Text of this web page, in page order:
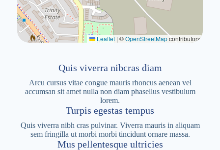
Leaflet | ©OpenStreetMapcontributors
Quis viverra nibcras diam
Arcu cursus vitae congue mauris rhoncus aenean vel
accumsan sit amet nulla non diam phasellus vestibulum
lorem.
Turpis egestas tempus
Quis viverra nibh cras pulvinar. Viverra mauris in aliquam
sem fringilla ut morbi morbi tincidunt ornare massa.
Mus pellentesque ultricies